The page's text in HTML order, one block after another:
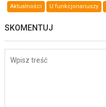
Aktualności U funkcjonariuszy
SKOMENTUJ